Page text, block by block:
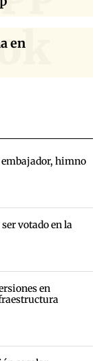
en
embajador, himno
votado en la
en